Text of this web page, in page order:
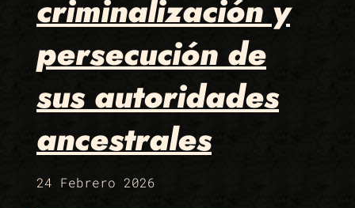
criminalización y
persecución de
sus autoridades
ancestrales
24 Febrero 2026